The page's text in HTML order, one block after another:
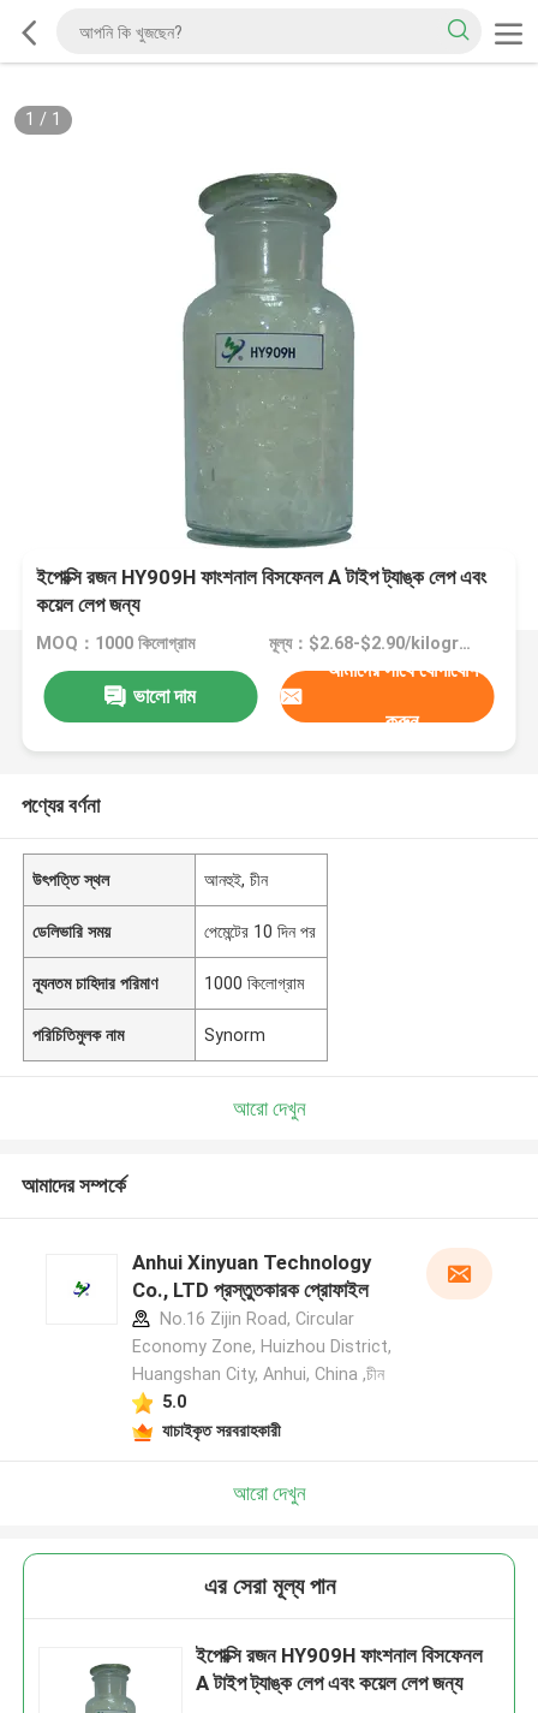
1 / 1
ইপোক্সি রজন HY909H ফাংশনাল বিসফেনল A টাইপ ট্যাঙ্ক লেপ এবং
কয়েল লেপ জন্য
MOQ：1000 কিলোগ্রাম মূল্য：$2.68-$2.90/kilogram
ভালো দাম
আমাদের সাথে যোগাযোগ
করুন
পণ্যের বর্ণনা
উৎপত্তি স্থল আনহুই, চীন
ডেলিভারি সময় পেমেন্টের 10 দিন পর
ন্যূনতম চাহিদার পরিমাণ 1000 কিলোগ্রাম
পরিচিতিমুলক নাম Synorm
আরো দেখুন
আমাদের সম্পর্কে
Anhui Xinyuan Technology
Co., LTD প্রস্তুতকারক প্রোফাইল
No.16 Zijin Road, Circular
Economy Zone, Huizhou District,
Huangshan City, Anhui, China ,চীন
5.0
যাচাইকৃত সরবরাহকারী
আরো দেখুন
এর সেরা মূল্য পান
ইপোক্সি রজন HY909H ফাংশনাল বিসফেনল
A টাইপ ট্যাঙ্ক লেপ এবং কয়েল লেপ জন্য